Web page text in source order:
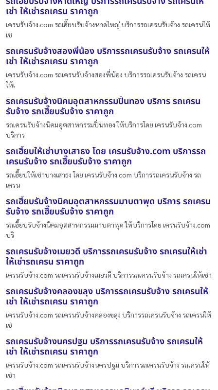
เช่า ให้เช่ารถเครน ราคาถูก
เครนรับจ้าง.com รถเฮี๊ยบรับจ้างหาดใหญ่ บริการรถเครนรับจ้าง รถเครนให้
เช
รถเครนรับจ้างสองพี่น้อง บริการรถเครนรับจ้าง รถเครนให้
เช่า ให้เช่ารถเครน ราคาถูก
เครนรับจ้าง.com รถเครนรับจ้างสองพี่น้อง บริการรถเครนรับจ้าง รถเครน
ให้เ
รถเครนรับจ้างนิคมอุตสาหกรรมปิ่นทอง บริการ รถเครน
รับจ้าง รถเฮี๊ยบรับจ้าง ราคาถูก
รถเครนรับจ้างนิคมอุตสาหกรรมปิ่นทอง ให้บริการโดย เครนรับจ้าง.com
บริการ
รถเฮี๊ยบให้เช่าบางเสาธง โดย เครนรับจ้าง.com บริการรถ
เครนรับจ้าง รถเฮี๊ยบรับจ้าง ราคาถูก
รถเฮี๊ยบให้เช่าบางเสาธง โดย เครนรับจ้าง.com บริการรถเครนรับจ้าง รถ
เครน
รถเฮี๊ยบรับจ้างนิคมอุตสาหกรรมมาบตาพุด บริการ รถเครน
รับจ้าง รถเฮี๊ยบรับจ้าง ราคาถูก
รถเฮี๊ยบรับจ้างนิคมอุตสาหกรรมมาบตาพุด ให้บริการโดย เครนรับจ้าง.com
บริ
รถเครนรับจ้างเมยวดี บริการรถเครนรับจ้าง รถเครนให้เช่า
ให้เช่ารถเครน ราคาถูก
เครนรับจ้าง.com รถเครนรับจ้างเมยวดี บริการรถเครนรับจ้าง รถเครนให้เช่า
รถเครนรับจ้างคลองขลุง บริการรถเครนรับจ้าง รถเครนให้
เช่า ให้เช่ารถเครน ราคาถูก
เครนรับจ้าง.com รถเครนรับจ้างคลองขลุง บริการรถเครนรับจ้าง รถเครนให้
เช่
รถเครนรับจ้างนครปฐม บริการรถเครนรับจ้าง รถเครนให้
เช่า ให้เช่ารถเครน ราคาถูก
เครนรับจ้าง.com รถเครนรับจ้างนครปฐม บริการรถเครนรับจ้าง รถเครนให้
เช่า